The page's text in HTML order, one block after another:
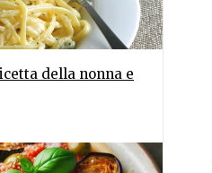
della nonna e